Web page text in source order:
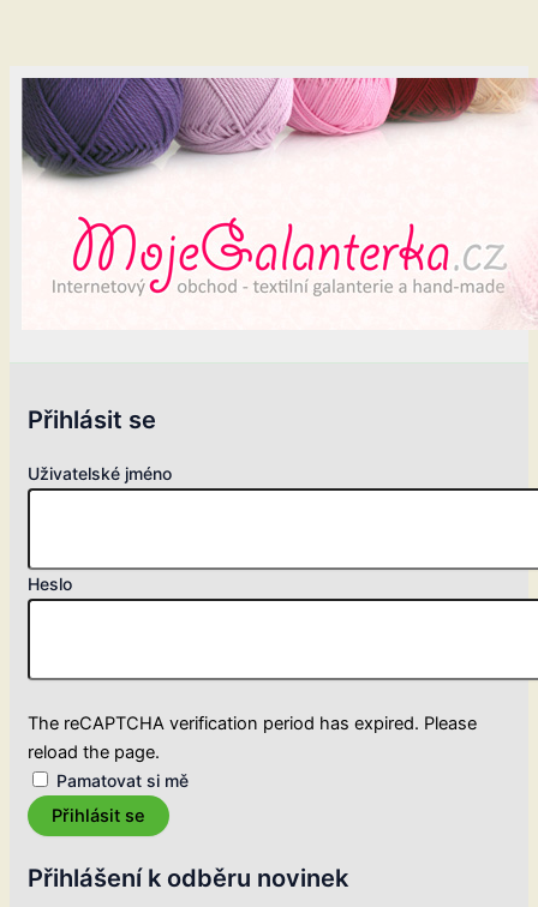
Přihlásit se
Uživatelské jméno
Heslo
The reCAPTCHA verification period has expired. Please
reload the page.
Pamatovat si mě
Přihlásit se
Přihlášení k odběru novinek